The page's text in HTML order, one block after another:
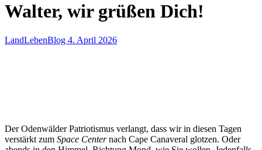
Walter, wir grüßen Dich!
LandLebenBlog 4. April 2026
Der Odenwälder Patriotismus verlangt, dass wir in diesen Tagen
verstärkt zum Space Centernach Cape Canaveral glotzen. Oder